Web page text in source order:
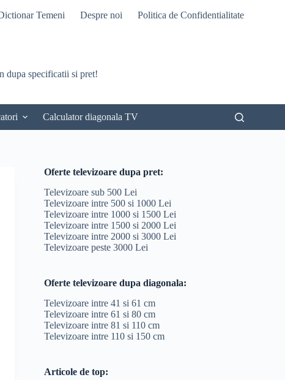
Temeni Despre noi Politica de Confidentialitate
dupa specificatii si pret!
Calculator diagonala TV
Oferte televizoare dupa pret:
Televizoare sub 500 Lei
Televizoare intre 500 si 1000 Lei
Televizoare intre 1000 si 1500 Lei
Televizoare intre 1500 si 2000 Lei
Televizoare intre 2000 si 3000 Lei
Televizoare peste 3000 Lei
Oferte televizoare dupa diagonala:
Televizoare intre 41 si 61 cm
Televizoare intre 61 si 80 cm
Televizoare intre 81 si 110 cm
Televizoare intre 110 si 150 cm
Articole de top: